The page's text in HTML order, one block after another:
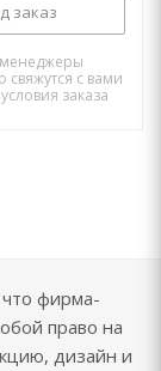
заказ
свяжутся с вами
заказа
фирма-
право на
дизайн и